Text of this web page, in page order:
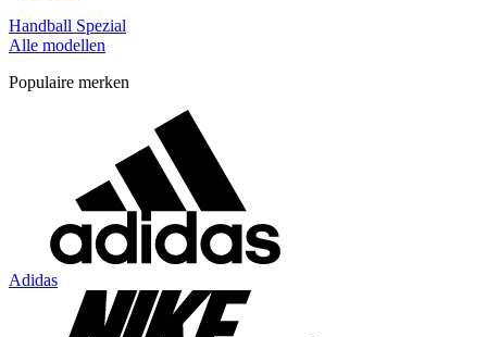
Handball Spezial
Alle modellen
Populaire merken
Adidas